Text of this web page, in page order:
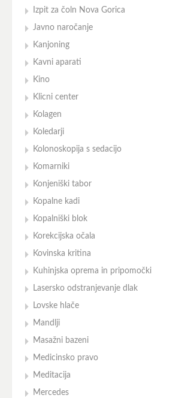
Izpit za čoln Nova Gorica
Javno naročanje
Kanjoning
Kavni aparati
Kino
Klicni center
Kolagen
Koledarji
Kolonoskopija s sedacijo
Komarniki
Konjeniški tabor
Kopalne kadi
Kopalniški blok
Korekcijska očala
Kovinska kritina
Kuhinjska oprema in pripomočki
Lasersko odstranjevanje dlak
Lovske hlače
Mandlji
Masažni bazeni
Medicinsko pravo
Meditacija
Mercedes